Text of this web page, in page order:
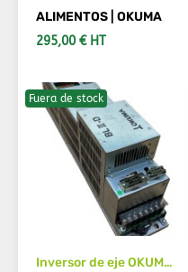
alimentación OKUMA
ETU-3MK01Z
ALIMENTOS | OKUMA
295,00 € HT
VER MÁS DETALLES
Fuera de stock
Inversor de eje OKUMA